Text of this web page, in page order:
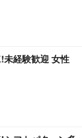
未経験歓迎 女性